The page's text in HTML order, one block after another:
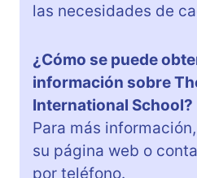
las necesidades de
¿Cómo se puede
información sobre
International School?
Para más
su página web o
por teléfono.